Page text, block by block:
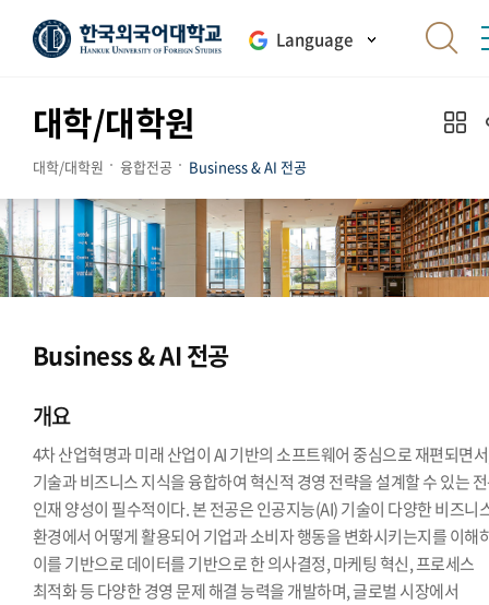
Language
대학/대학원
대학/대학원 융합전공 Business & AI 전공
Business & AI 전공
개요
4차 산업혁명과 미래 산업이 AI 기반의 소프트웨어 중심으로 재편되면
기술과 비즈니스 지식을 융합하여 혁신적 경영 전략을 설계할 수 있는
인재 양성이 필수적이다. 본 전공은 인공지능(AI) 기술이 다양한 비즈니
환경에서 어떻게 활용되어 기업과 소비자 행동을 변화시키는지를 이해
이를 기반으로 데이터를 기반으로 한 의사결정, 마케팅 혁신, 프로세스
최적화 등 다양한 경영 문제 해결 능력을 개발하며, 글로벌 시장에서